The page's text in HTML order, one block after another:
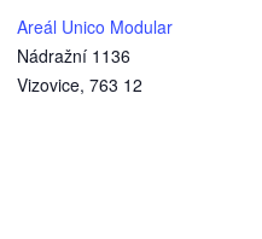
Areál Unico Modular
Nádražní 1136
Vizovice, 763 12